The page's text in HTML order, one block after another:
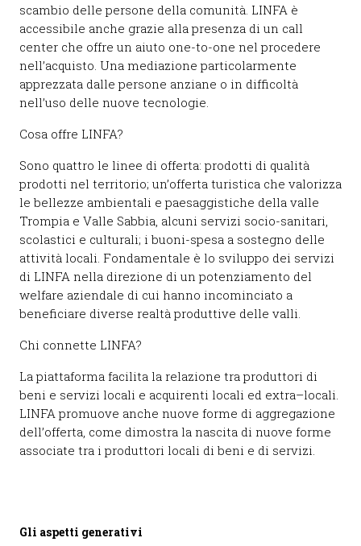
scambio delle persone della comunità. LINFA è
accessibile anche grazie allapresenza di un call
center che offre un aiuto one-to-one nel procedere
nell’acquisto. Una mediazione particolarmente
apprezzata dalle persone anziane o in difficoltà
nell’uso delle nuove tecnologie.
Cosa offre LINFA?
Sono quattro le linee di offerta: prodotti di qualità
prodotti nel territorio; un’offerta turistica che valorizza
le bellezze ambientali e paesaggistiche della valle
Trompia e Valle Sabbia, alcuni servizi socio-sanitari,
scolastici e culturali; i buoni-spesa a sostegno delle
attività locali. Fondamentale è lo sviluppo dei servizi
di LINFA nella direzione di un potenziamento del
welfare aziendale di cui hanno incominciato a
beneficiare diverse realtà produttive delle valli.
Chi connette LINFA?
La piattaforma facilita la relazione tra produttori di
beni e servizi locali e acquirenti locali ed extra–locali.
LINFA promuove anche nuove forme di aggregazione
dell’offerta, come dimostra la nascita di nuove forme
associate tra i produttori locali di beni e di servizi.
Gli aspetti generativi